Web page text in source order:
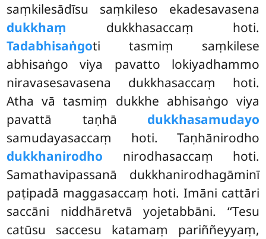
saṃkilesādīsu saṃkileso ekadesavasena
dukkhaṃ dukkhasaccaṃ hoti.
Tadabhisaṅgoti tasmiṃ saṃkilese
abhisaṅgo viya pavatto lokiyadhammo
niravasesavasena dukkhasaccaṃ hoti.
Atha vā tasmiṃ dukkhe abhisaṅgo viya
pavattā taṇhā dukkhasamudayo
samudayasaccaṃ hoti. Taṇhānirodho
dukkhanirodho nirodhasaccaṃ hoti.
Samathavipassanā dukkhanirodhagāminī
paṭipadā maggasaccaṃ hoti. Imāni cattāri
saccāni niddhāretvā yojetabbāni. ‘‘Tesu
catūsu saccesu katamaṃ pariññeyyaṃ,